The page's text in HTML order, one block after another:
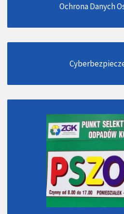
Ochrona Danych